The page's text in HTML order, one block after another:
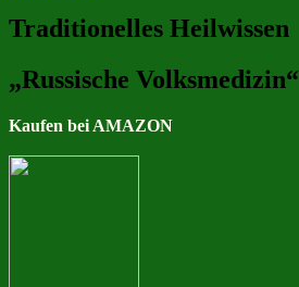
Traditionelles Heilwissen
„Russische Volksmedizin“
Kaufen bei AMAZON